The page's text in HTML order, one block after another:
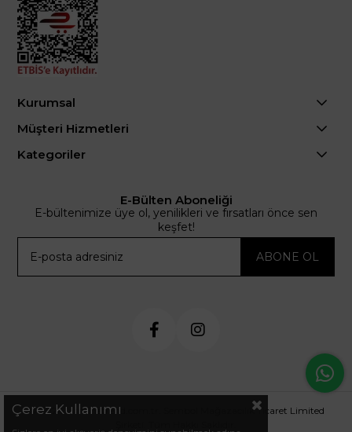
Kurumsal
Müşteri Hizmetleri
Kategoriler
E-Bülten Aboneliği
E-bültenimize üye ol, yenilikleri ve fırsatları önce sen
keşfet!
ABONE OL
© 2024 .arminetrend.com.tr. Sembol Mağazacılık Ticaret Limited
Çerez Kullanımı